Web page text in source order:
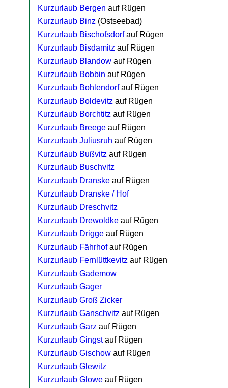
Kurzurlaub Bergen auf Rügen
Kurzurlaub Binz (Ostseebad)
Kurzurlaub Bischofsdorfauf Rügen
Kurzurlaub Bisdamitz auf Rügen
Kurzurlaub Blandow auf Rügen
Kurzurlaub Bobbin auf Rügen
Kurzurlaub Bohlendorfauf Rügen
Kurzurlaub Boldevitz auf Rügen
Kurzurlaub Borchtitz auf Rügen
Kurzurlaub Breege auf Rügen
Kurzurlaub Juliusruh auf Rügen
Kurzurlaub Bußvitz auf Rügen
Kurzurlaub Buschvitz
Kurzurlaub Dranske auf Rügen
Kurzurlaub Dranske / Hof
Kurzurlaub Dreschvitz
Kurzurlaub Drewoldke auf Rügen
Kurzurlaub Drigge auf Rügen
Kurzurlaub Fährhofauf Rügen
Kurzurlaub Fernlüttkevitz auf Rügen
Kurzurlaub Gademow
Kurzurlaub Gager
Kurzurlaub Groß Zicker
Kurzurlaub Ganschvitz auf Rügen
Kurzurlaub Garz auf Rügen
Kurzurlaub Gingstauf Rügen
Kurzurlaub Gischow auf Rügen
Kurzurlaub Glewitz
Kurzurlaub Glowe auf Rügen